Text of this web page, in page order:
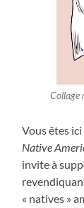
Collage
Vous êtes ici
Native
invite à
« natives »